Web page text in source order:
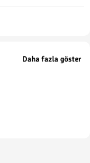
Daha fazla göster